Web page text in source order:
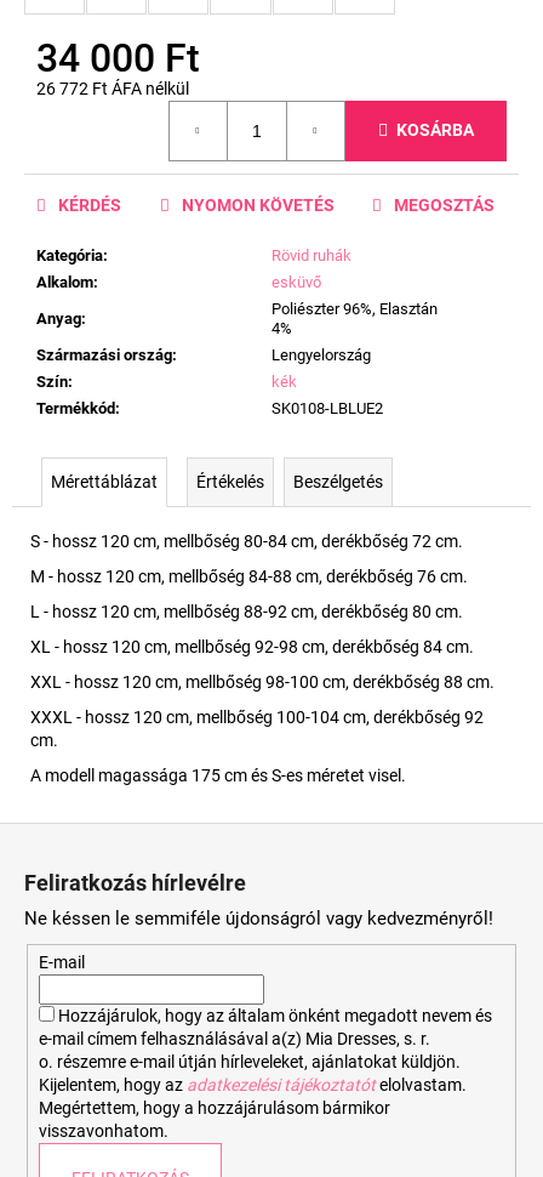
34 000 Ft
26 772 Ft ÁFA nélkül
KOSÁRBA
Kategória:
Rövid ruhák
Alkalom:
esküvő
Anyag:
Poliészter 96%, Elasztán
4%
Származási ország:
Lengyelország
Szín:
kék
Termékkód: SK0108-LBLUE2
KÉRDÉS NYOMON KÖVETÉS MEGOSZTÁS
Mérettáblázat Értékelés Beszélgetés
S - hossz 120 cm, mellbőség 80-84 cm, derékbőség 72 cm.
M - hossz 120 cm, mellbőség 84-88 cm, derékbőség 76 cm.
L - hossz 120 cm, mellbőség 88-92 cm, derékbőség 80 cm.
XL - hossz 120 cm, mellbőség 92-98 cm, derékbőség 84 cm.
XXL - hossz 120 cm, mellbőség 98-100 cm, derékbőség 88 cm.
XXXL - hossz 120 cm, mellbőség 100-104 cm, derékbőség 92
cm.
A modell magassága 175 cm és S-es méretet visel.
Feliratkozás hírlevélre
Ne késsen le semmiféle újdonságról vagy kedvezményről!
E-mail
Hozzájárulok, hogy az általam önként megadott nevem és
e-mail címem felhasználásával a(z) Mia Dresses, s. r.
o. részemre e-mail útján hírleveleket, ajánlatokat küldjön.
Kijelentem, hogy az adatkezelési tájékoztatót elolvastam.
Megértettem, hogy a hozzájárulásom bármikor
visszavonhatom.